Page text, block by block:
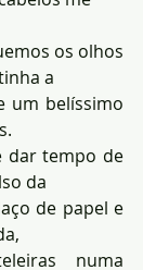
os olhos
a
um belíssimo
dar tempo de
da
de papel e
numa